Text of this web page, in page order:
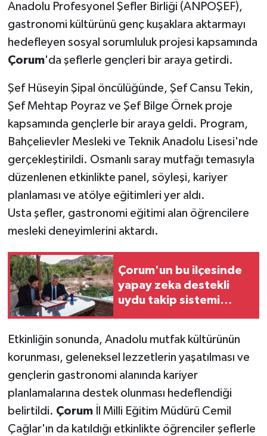
Anadolu Profesyonel Şefler Birliği (ANPOŞEF),
gastronomi kültürünü genç kuşaklara aktarmayı
hedefleyen sosyal sorumluluk projesi kapsamında
Çorum'da şeflerle gençleri bir araya getirdi.
Şef Hüseyin Şipal öncülüğünde, Şef Cansu Tekin,
Şef Mehtap Poyraz ve Şef Bilge Örnek proje
kapsamında gençlerle bir araya geldi. Program,
Bahçelievler Mesleki ve Teknik Anadolu Lisesi'nde
gerçekleştirildi. Osmanlı saray mutfağı temasıyla
düzenlenen etkinlikte panel, söyleşi, kariyer
planlaması ve atölye eğitimleri yer aldı.
Usta şefler, gastronomi eğitimi alan öğrencilere
mesleki deneyimlerini aktardı.
Çorum'un bu ilçesinde
yapay zeka destekli
uydu takip sistemi
Etkinliğin sonunda, Anadolu mutfak kültürünün
korunması, geleneksel lezzetlerin yaşatılması ve
gençlerin gastronomi alanında kariyer
planlamalarına destek olunması hedeflendiği
belirtildi. Çorumİl Milli Eğitim Müdürü Cemil
Çağlar'ın da katıldığı etkinlikte öğrenciler şeflerle